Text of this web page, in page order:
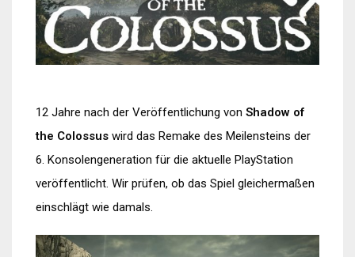
12 Jahre nach der Veröffentlichung von Shadow of
the Colossus wird das Remake des Meilensteins der
6. Konsolengeneration für die aktuelle PlayStation
veröffentlicht. Wir prüfen, ob das Spiel gleichermaßen
einschlägt wie damals.